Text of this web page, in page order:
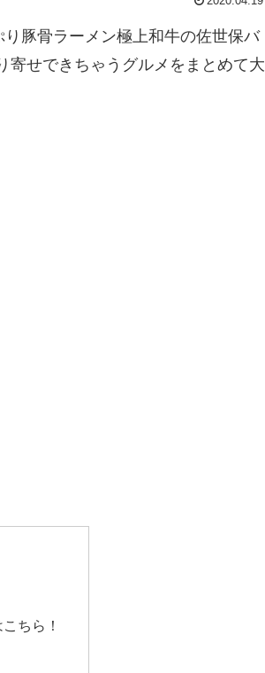
豚骨ラーメン極上和牛の佐世保バ
寄せできちゃうグルメをまとめて大
ちら！